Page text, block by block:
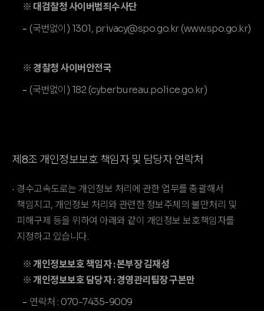
※ 대검찰청 사이버범죄수사단
(국번없이) 1301, privacy@spo.go.kr (www.spo.go.kr)
※ 경찰청 사이버안전국
(국번없이) 182 (cyberbureau.police.go.kr)
제8조 개인정보보호 책임자 및 담당자 연락처
경수고속도로는 개인정보 처리에 관한 업무를 총괄해서
책임지고, 개인정보 처리와 관련한 정보주체의 불만처리 및
피해구제 등을 위하여 아래와 같이 개인정보 보호책임자를
지정하고 있습니다.
※ 개인정보보호 책임자 : 본부장 김재성
※ 개인정보보호 담당자 : 경영관리팀장 구본만
연락처 : 070-7435-9009